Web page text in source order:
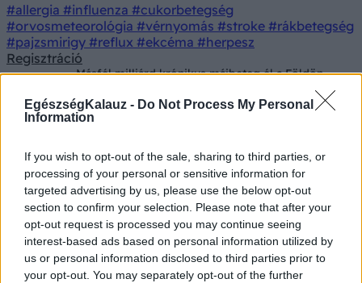
EgészségKalauz - Do Not Process My Personal
Information
If you wish to opt-out of the sale, sharing to third parties, or
processing of your personal or sensitive information for
targeted advertising by us, please use the below opt-out
section to confirm your selection. Please note that after your
opt-out request is processed you may continue seeing
interest-based ads based on personal information utilized by
us or personal information disclosed to third parties prior to
your opt-out. You may separately opt-out of the further
#allergia #influenza #cukorbetegség
#orvosmeteorológia #vérnyomás #stroke #rákbetegség
#pajzsmirigy #reflux #ekcéma #herpesz
Regisztráció
Másfél milliárd krónikus májbeteg él a Földön -
World Liver Day – A máj világnapja
Másfél milliárd krónikus májbeteg
él a Földön - a magyarok a 4.
helyen álltak